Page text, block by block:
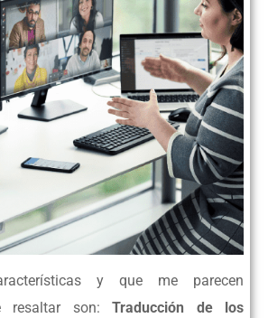
y que me parecen
resaltar son: Traducción de los